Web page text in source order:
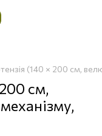
(140 × 200 см,
см,